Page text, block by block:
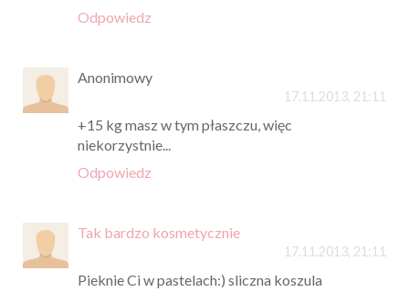
Odpowiedz
Anonimowy
17.11.2013, 21:11
+15 kg masz w tym płaszczu, więc
niekorzystnie...
Odpowiedz
Tak bardzo kosmetycznie
17.11.2013, 21:11
Pieknie Ci w pastelach:) sliczna koszula